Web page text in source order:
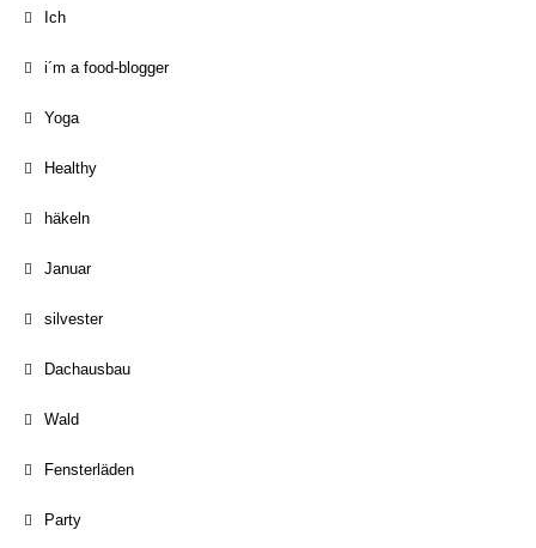
Ich
i´m a food-blogger
Yoga
Healthy
häkeln
Januar
silvester
Dachausbau
Wald
Fensterläden
Party